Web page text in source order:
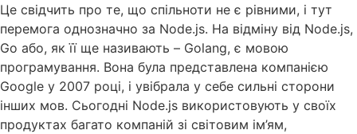
Це свідчить про те, що спільноти не є рівними, і тут
перемога однозначно за Node.js. На відміну від Node.js,
Go або, як її ще називають – Golang, є мовою
програмування. Вона була представлена компанією
Google у 2007 році, і увібрала у себе сильні сторони
інших мов. Сьогодні Node.js використовують у своїх
продуктах багато компаній зі світовим ім’ям,